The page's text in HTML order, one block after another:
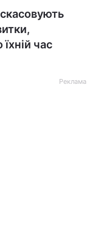
час
Реклама